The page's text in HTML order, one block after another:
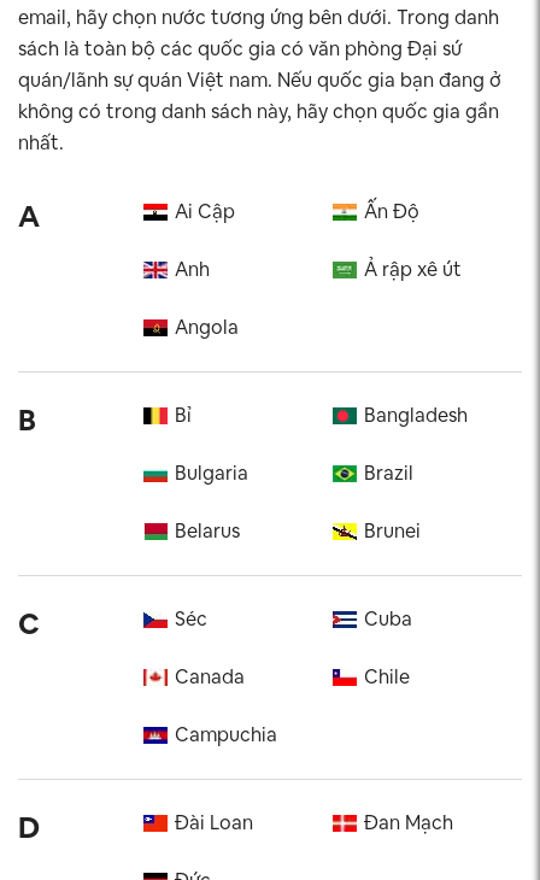
email, hãy chọn nước tương ứng bên dưới. Trong danh
sách là toàn bộ các quốc gia có văn phòng Đại sứ
quán/lãnh sự quán Việt nam. Nếu quốc gia bạn đang ở
không có trong danh sách này, hãy chọn quốc gia gần
nhất.
A Ai Cập Ấn Độ
Anh Ả rập xê út
Angola
B Bỉ Bangladesh
Bulgaria Brazil
Belarus Brunei
C Séc Cuba
Canada Chile
Campuchia
D Đài Loan Đan Mạch